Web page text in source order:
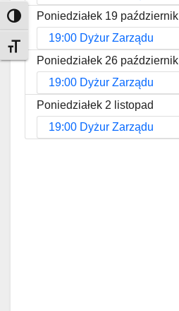
Toggle High Contrast
Toggle Font size
Poniedziałek 19 październik
19:00 Dyżur Zarządu
Poniedziałek 26 październik
19:00 Dyżur Zarządu
Poniedziałek 2 listopad
19:00 Dyżur Zarządu